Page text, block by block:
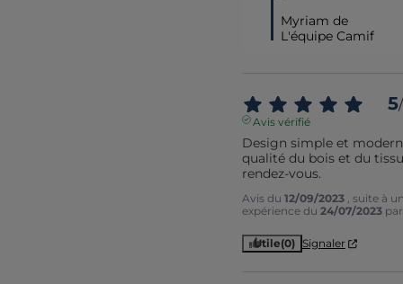
Myriam de
L'équipe Camif
5/
Avis vérifié
Design simple et
qualité du bois et du
rendez-vous.
Avis du 12/09/2023 , suite à
expérience du 24/07/2023
Utile(0) Signaler